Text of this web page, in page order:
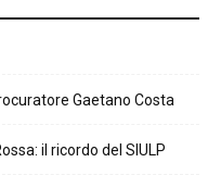
Gaetano Costa
il ricordo del SIULP